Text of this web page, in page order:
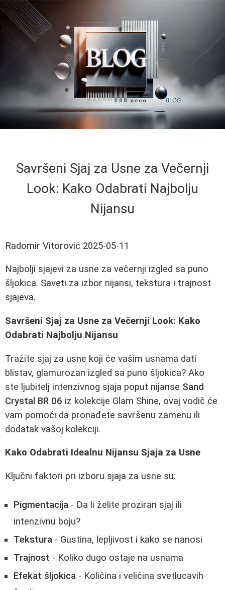
Savršeni Sjaj za Usne za Večernji
Look: Kako Odabrati Najbolju
Nijansu
Radomir Vitorović 2025-05-11
Najbolji sjajevi za usne za večernji izgled sa puno
šljokica. Saveti za izbor nijansi, tekstura i trajnost
sjajeva.
Savršeni Sjaj za Usne za Večernji Look: Kako
Odabrati Najbolju Nijansu
Tražite sjaj za usne koji će vašim usnama dati
blistav, glamurozan izgled sa puno šljokica? Ako
ste ljubitelj intenzivnog sjaja poput nijanse Sand
Crystal BR 06 iz kolekcije Glam Shine, ovaj vodič će
vam pomoći da pronađete savršenu zamenu ili
dodatak vašoj kolekciji.
Kako Odabrati Idealnu Nijansu Sjaja za Usne
Ključni faktori pri izboru sjaja za usne su:
Pigmentacija - Da li želite proziran sjaj ili
intenzivnu boju?
Tekstura - Gustina, lepljivost i kako se nanosi
Trajnost - Koliko dugo ostaje na usnama
Efekat šljokica - Količina i veličina svetlucavih